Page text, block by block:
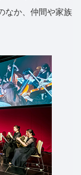
なか、仲間や家族